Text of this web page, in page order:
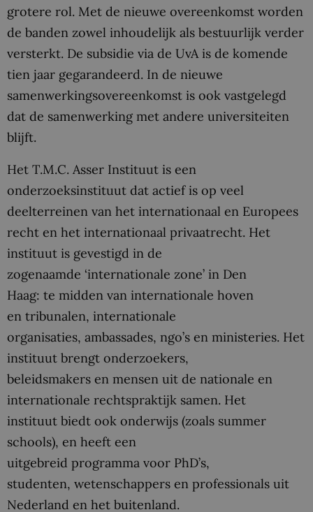
grotere rol. Met de nieuwe overeenkomst worden
de banden zowel inhoudelijk als bestuurlijk verder
versterkt. De subsidie via de UvA is de komende
tien jaar gegarandeerd. In de nieuwe
samenwerkingsovereenkomst is ook vastgelegd
dat de samenwerking met andere universiteiten
blijft.
Het T.M.C. Asser Instituut is een
onderzoeksinstituut dat actief is op veel
deelterreinen van het internationaal en Europees
recht en het internationaal privaatrecht. Het
instituut is gevestigd in de
zogenaamde ‘internationale zone’ in Den
Haag: te midden van internationale hoven
en tribunalen, internationale
organisaties, ambassades, ngo’s en ministeries. Het
instituut brengt onderzoekers,
beleidsmakers en mensen uit de nationale en
internationale rechtspraktijk samen. Het
instituut biedt ook onderwijs (zoals summer
schools), en heeft een
uitgebreid programma voor PhD’s,
studenten, wetenschappers en professionals uit
Nederland en het buitenland.